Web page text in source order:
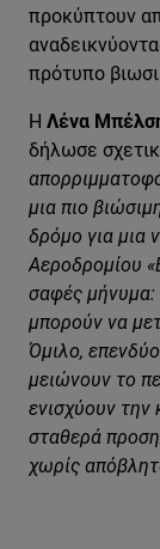
προκύπτουν
πρότυπο
Η Λένα
δήλωσε
μια πιο
δρόμο για μια
Αεροδρομίου
σαφές μήνυμα:
μπορούν να
Όμιλο,
μειώνουν το
ενισχύουν την
σταθερά
χωρίς